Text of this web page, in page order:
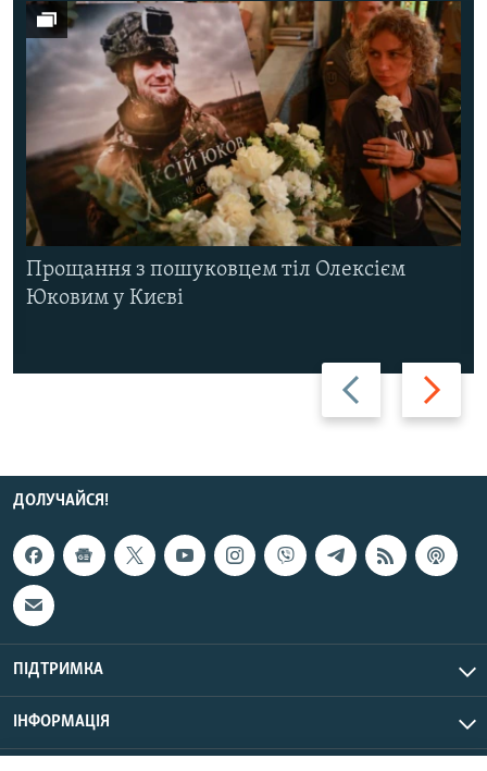
Назад Вперед
Прощання з пошуковцем тіл Олексієм
Юковим у Києві
ДОЛУЧАЙСЯ!
ПІДТРИМКА
ІНФОРМАЦІЯ